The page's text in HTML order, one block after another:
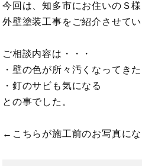
今回は、知多市にお住いのＳ
外壁塗装工事をご紹介させてい
ご相談内容は・・・
・壁の色が所々汚くなってきた
・釘のサビも気になる
との事でした。
←こちらが施工前のお写真に